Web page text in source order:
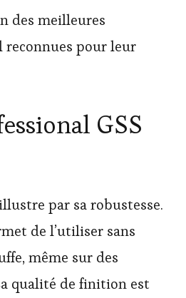
des meilleures
reconnues pour leur
GSS
par sa robustesse.
de l’utiliser sans
même sur des
qualité de finition est